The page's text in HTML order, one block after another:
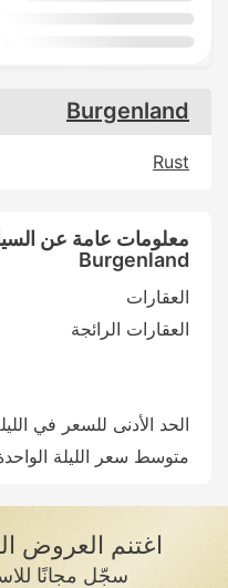
Burgenland
Rust
معلومات عامة عن
Burgenland
العقارات
العقارات الرائجة
الحد الأدنى للسعر في
متوسط سعر الليلة
اغتنم العروض
سجّل مجانًا